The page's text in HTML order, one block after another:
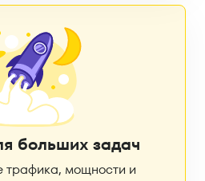
больших задач
трафика, мощности и